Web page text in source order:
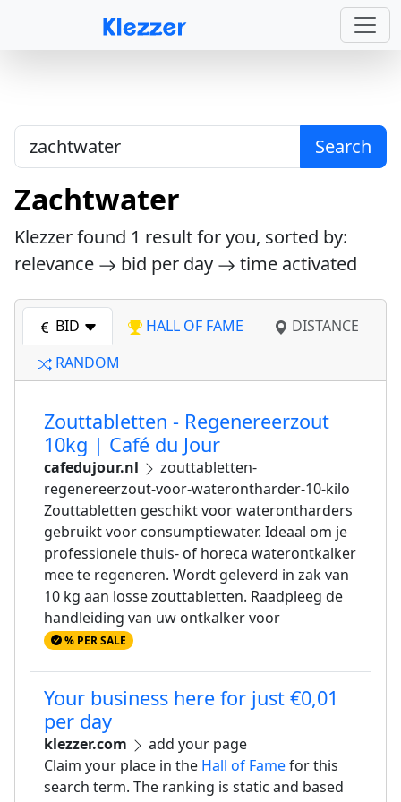
Search
Zachtwater
Klezzer found 1 result for you, sorted by:
relevance
bid per day time activated
BID HALL OF FAME
DISTANCE
RANDOM
Zouttabletten - Regenereerzout
10kg | Café du Jour
cafedujour.nl
zouttabletten-
regenereerzout-voor-waterontharder-10-kilo
Zouttabletten geschikt voor waterontharders
gebruikt voor consumptiewater. Ideaal om je
professionele thuis- of horeca waterontkalker
mee te regeneren. Wordt geleverd in zak van
10 kg aan losse zouttabletten. Raadpleeg de
handleiding van uw ontkalker voor
% PER SALE
Your business here for just €0,01
per day
klezzer.com
add your page
Claim your place in the Hall of Famefor this
search term. The ranking is static and based